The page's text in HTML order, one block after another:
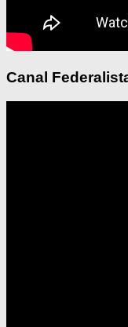
Canal